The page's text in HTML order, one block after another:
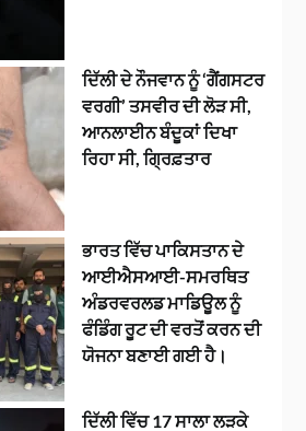
ਦਿੱਲੀ ਦੇ ਨੌਜਵਾਨ ਨੂੰ ‘ਗੈਂਗਸਟਰ
ਵਰਗੀ’ ਤਸਵੀਰ ਦੀ ਲੋੜ ਸੀ,
ਆਨਲਾਈਨ ਬੰਦੂਕਾਂ ਦਿਖਾ
ਰਿਹਾ ਸੀ, ਗ੍ਰਿਫ਼ਤਾਰ
ਭਾਰਤ ਵਿੱਚ ਪਾਕਿਸਤਾਨ ਦੇ
ਆਈਐਸਆਈ-ਸਮਰਥਿਤ
ਅੰਡਰਵਰਲਡ ਮਾਡਿਊਲ ਨੂੰ
ਫੰਡਿੰਗ ਰੂਟ ਦੀ ਵਰਤੋਂ ਕਰਨ ਦੀ
ਯੋਜਨਾ ਬਣਾਈ ਗਈ ਹੈ।
ਦਿੱਲੀ ਵਿੱਚ 17 ਸਾਲਾ ਲੜਕੇ